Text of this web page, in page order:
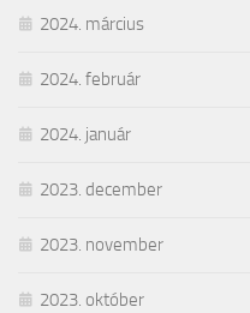
2024. március
2024. február
2024. január
2023. december
2023. november
2023. október